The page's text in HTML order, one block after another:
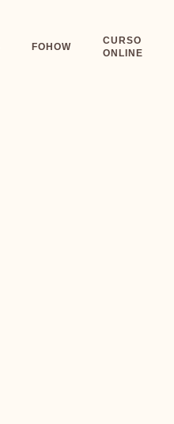
FOHOW
CURSO
ONLINE